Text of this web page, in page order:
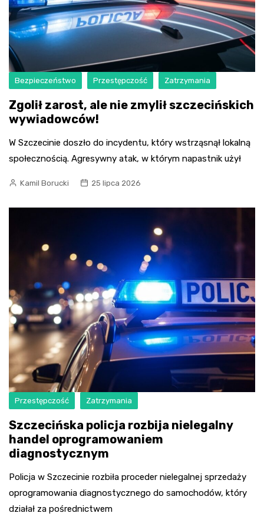
Bezpieczeństwo Przestępczość Zatrzymania
Zgolił zarost, ale nie zmylił szczecińskich
wywiadowców!
W Szczecinie doszło do incydentu, który wstrząsnął lokalną
społecznością. Agresywny atak, w którym napastnik użył
Kamil Borucki 25 lipca 2026
Przestępczość Zatrzymania
Szczecińska policja rozbija nielegalny
handel oprogramowaniem
diagnostycznym
Policja w Szczecinie rozbiła proceder nielegalnej sprzedaży
oprogramowania diagnostycznego do samochodów, który
działał za pośrednictwem